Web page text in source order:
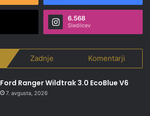
6.568
Sledilcev
Zadnje Komentarji
Ford Ranger Wildtrak 3.0 EcoBlue V6
7. avgusta, 2026